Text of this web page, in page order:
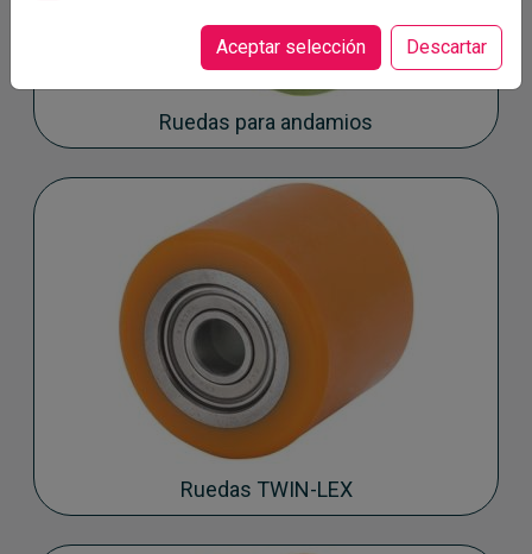
Ruedas para andamios
Ruedas TWIN-LEX
Aceptar selección Descartar